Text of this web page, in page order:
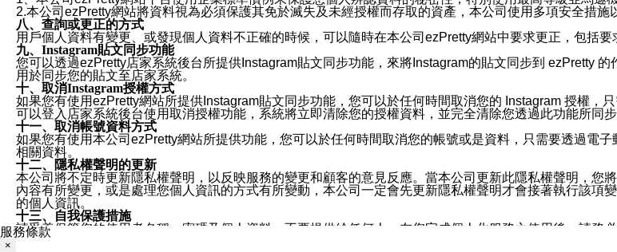
2.本公司ezPretty網站將資料視為必須保護其免於滅失及未經授權而存取的資產，本公司使用多項安全措施
八、查詢或更正的方式
用戶個人資料有變更、或發現個人資料不正確的時候，可以隨時在本公司ezPretty網站中要求更正，包括要
九、Instagram貼文同步功能
您可以透過ezPretty店家系統後台所提供Instagram貼文同步功能，來將Instagram的貼文同步到 ezPretty
用於同步您的貼文至店家系統。
十、取消Instagram授權方式
如果您有使用ezPretty網站所提供Instagram貼文同步功能，您可以於任何時間取消您的 Instagram 授權，
可以登入店家系統後台使用取消授權功能，系統將立即清除您的授權資料，並完全清除您透過此功能所同步
十一、取消帳號資料方式
如果您有使用本公司ezPretty網站所提供功能，您可以於任何時間取消您的帳號或是資料，只需要透過電子
相關資料。
十二、隱私權聲明的更新
本公司將不定時更新隱私權聲明，以反映服務的變更和顧客的意見反應。當本公司更新此隱私權聲明，您
內容有所變更，或是處理您個人資訊的方式有所變動，本公司一定會先更新隱私權聲明才會接著執行該項
的個人資訊。
十三、自我保護措施
請妥善保管您的使用者名稱、密碼及個人資料，不要提供給任何人。在您完成個人化服務之使用後，請務
窗，以防止他人讀取您的個人資料、信件或進入所機關管理區。
服務條款
×